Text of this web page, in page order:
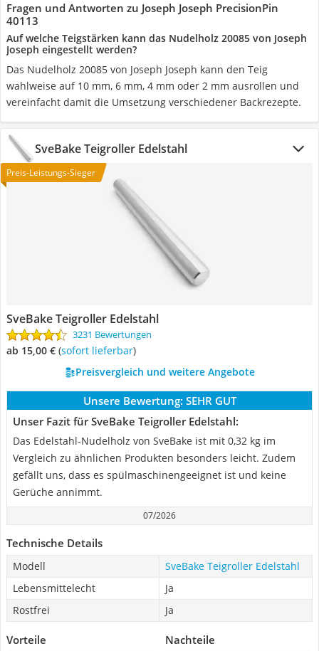
Fragen und Antworten zu Joseph Joseph PrecisionPin
40113
Auf welche Teigstärken kann das Nudelholz 20085 von Joseph
Joseph eingestellt werden?
Das Nudelholz 20085 von Joseph Joseph kann den Teig
wahlweise auf 10 mm, 6 mm, 4 mm oder 2 mm ausrollen und
vereinfacht damit die Umsetzung verschiedener Backrezepte.
SveBake Teigroller Edelstahl
Preis-Leistungs-Sieger
SveBake Teigroller Edelstahl
3231 Bewertungen
ab 15,00 € ( Sofort lieferbar)
Preisvergleich und weitere Angebote
Unsere Bewertung: SEHR GUT
Unser Fazit für SveBake Teigroller Edelstahl:
Das Edelstahl-Nudelholz von SveBake ist mit 0,32 kg im
Vergleich zu ähnlichen Produkten besonders leicht. Zudem
gefällt uns, dass es spülmaschinengeeignet ist und keine
Gerüche annimmt.
07/2026
Technische Details
Modell
SveBake Teigroller Edelstahl
Lebensmittelecht
Ja
Rostfrei
Ja
Vorteile Nachteile